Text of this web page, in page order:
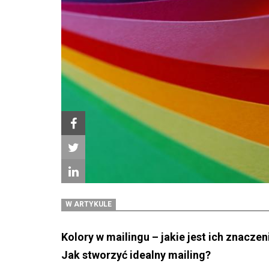
W ARTYKULE
Kolory w mailingu – jakie jest ich
Jak stworzyć idealny mailing?